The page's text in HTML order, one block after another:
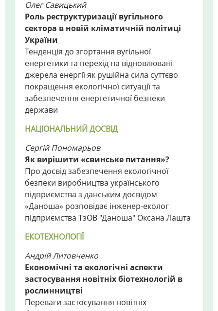
Олег Савицький
Роль реструктуризації вугільного
сектора в новій кліматичній політиці
України
Тенденція до згортання вугільної
енергетики та перехід на відновлювані
джерела енергії як рушійна сила суттєво
покращення екологічної ситуації та
забезпечення енергетичної безпеки
держави
НАЦІОНАЛЬНИЙ ДОСВІД
Сергій Пономарьов
Як вирішити «свинське питання»?
Про досвід забезпечення екологічної
безпеки виробництва українського
підприємства з данським досвідом
«Даноша» розповідає інженер-еколог
підприємства ТзОВ "Даноша" Оксана Лашта
ЕКОТЕХНОЛОГІЇ
Андрій Литовченко
Економічні та екологічні аспекти
застосування новітніх біотехнологій в
рослинництві
Переваги застосування новітніх